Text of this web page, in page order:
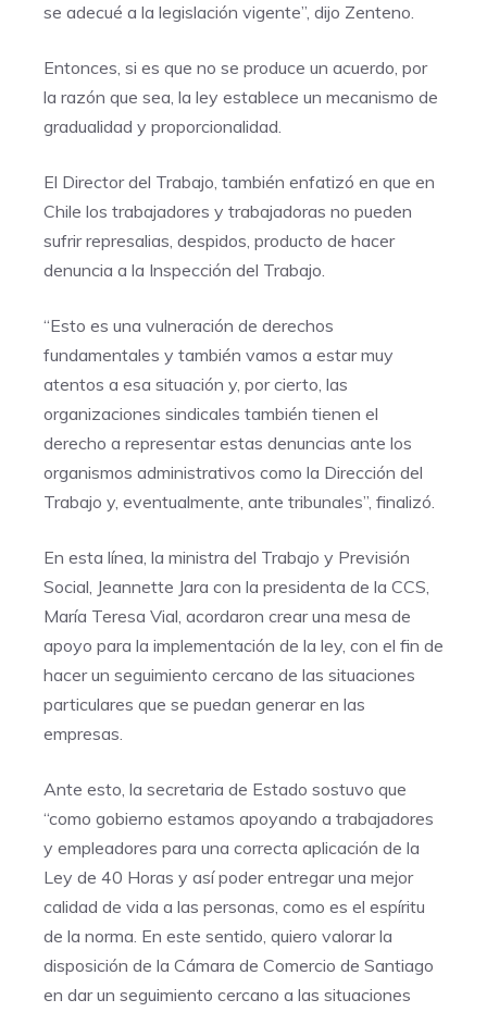
se adecué a la legislación vigente”, dijo Zenteno.
Entonces, si es que no se produce un acuerdo, por
la razón que sea, la ley establece un mecanismo de
gradualidad y proporcionalidad.
El Director del Trabajo, también enfatizó en que en
Chile los trabajadores y trabajadoras no pueden
sufrir represalias, despidos, producto de hacer
denuncia a la Inspección del Trabajo.
“Esto es una vulneración de derechos
fundamentales y también vamos a estar muy
atentos a esa situación y, por cierto, las
organizaciones sindicales también tienen el
derecho a representar estas denuncias ante los
organismos administrativos como la Dirección del
Trabajo y, eventualmente, ante tribunales”, finalizó.
En esta línea, la ministra del Trabajo y Previsión
Social, Jeannette Jara con la presidenta de la CCS,
Marí­a Teresa Vial, acordaron crear una mesa de
apoyo para la implementación de la ley, con el fin de
hacer un seguimiento cercano de las situaciones
particulares que se puedan generar en las
empresas.
Ante esto, la secretaria de Estado sostuvo que
“como gobierno estamos apoyando a trabajadores
y empleadores para una correcta aplicación de la
Ley de 40 Horas y así poder entregar una mejor
calidad de vida a las personas, como es el espíritu
de la norma. En este sentido, quiero valorar la
disposición de la Cámara de Comercio de Santiago
en dar un seguimiento cercano a las situaciones